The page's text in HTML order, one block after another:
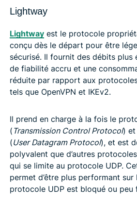
Lightway
Lightway est le protocole
conçu dès le départ pour être
sécurisé. Il fournit des débits plus
de fiabilité accru et une
réduite par rapport aux
tels que OpenVPN et IKEv2.
Il prend en charge à la fois le
( Transmission Control Protocol) et
(User Datagram Protocol), et est
polyvalent que d’autres
qui se limite au protocole UDP.
permet d’être plus performant sur
protocole UDP est bloqué ou peu